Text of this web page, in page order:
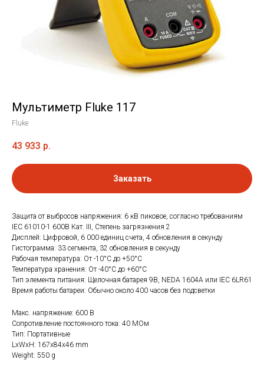
Мультиметр Fluke 117
Fluke
43 933 р.
Заказать
Защита от выбросов напряжения: 6 кВ пиковое, согласно требованиям
IEC 61010-1 600В Кат. III, Степень загрязнения 2
Дисплей: Цифровой, 6 000 единиц счета, 4 обновления в секунду
Гистограмма: 33 сегмента, 32 обновления в секунду
Рабочая температура: От -10°C до +50°C
Температура хранения: От -40°C до +60°C
Тип элемента питания: Щелочная батарея 9В, NEDA 1604A или IEC 6LR61
Время работы батареи: Обычно около 400 часов без подсветки
Макс. напряжение: 600 В
Сопротивление постоянного тока: 40 МОм
Тип: Портативные
LxWxH: 167x84x46 mm
Weight: 550 g